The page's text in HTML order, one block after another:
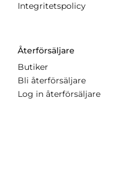
Integritetspolicy
Återförsäljare
Butiker
Bli återförsäljare
Log in återförsäljare